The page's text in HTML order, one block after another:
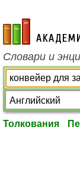
academic.ru
Словари и
Толкования